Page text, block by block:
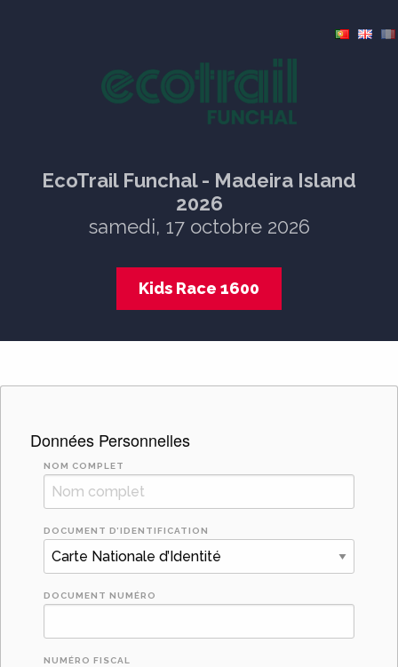
EcoTrail Funchal - Madeira Island
2026
samedi, 17 octobre 2026
Kids Race 1600
Données Personnelles
NOM COMPLET
DOCUMENT D’IDENTIFICATION
DOCUMENT NUMÉRO
NUMÉRO FISCAL